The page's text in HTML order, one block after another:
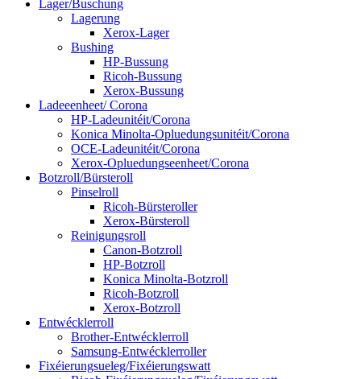
Lager/Buschung
Lagerung
Xerox-Lager
Bushing
HP-Bussung
Ricoh-Bussung
Xerox-Bussung
Ladeeenheet/ Corona
HP-Ladeunitéit/Corona
Konica Minolta-Opluedungsunitéit/Corona
OCE-Ladeunitéit/Corona
Xerox-Opluedungseenheet/Corona
Botzroll/Bürsteroll
Pinselroll
Ricoh-Bürsteroller
Xerox-Bürsteroll
Reinigungsroll
Canon-Botzroll
HP-Botzroll
Konica Minolta-Botzroll
Ricoh-Botzroll
Xerox-Botzroll
Entwécklerroll
Brother-Entwécklerroll
Samsung-Entwécklerroller
Fixéierungsueleg/Fixéierungswatt